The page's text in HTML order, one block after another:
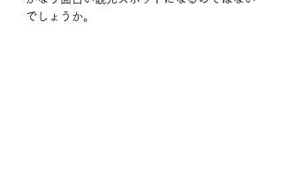
でしょうか。